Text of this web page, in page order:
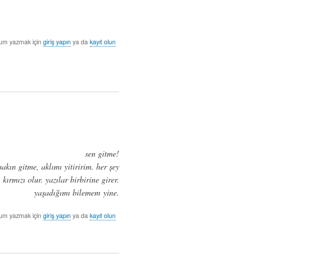
yazmak içingiriş yapın ya dakayıt olun
sen gitme!
gitme, aklımı yitiririm. her şey
kırmızı olur. yazılar birbirine girer.
yaşadığımı bilemem yine.
yazmak içingiriş yapın ya dakayıt olun